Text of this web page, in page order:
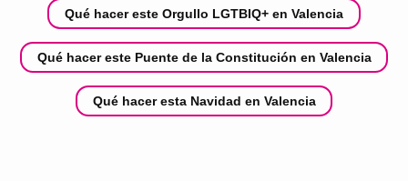
Qué hacer este Orgullo LGTBIQ+ en Valencia
Qué hacer este Puente de la Constitución en Valencia
Qué hacer esta Navidad en Valencia